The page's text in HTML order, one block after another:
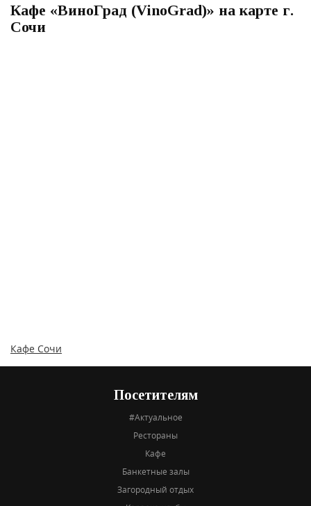
Кафе «ВиноГрад (VinoGrad)» на карте г.
Сочи
Кафе Сочи
Посетителям
#Актуальное
Рестораны
Кафе
Банкетные залы
Загородный отдых